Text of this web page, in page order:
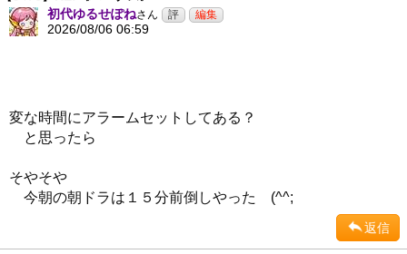
初代ゆるせぽねさん
2026/08/06 06:59
変な時間にアラームセットしてある？
と思ったら
そやそや
今朝の朝ドラは１５分前倒しやった (^^;
返信